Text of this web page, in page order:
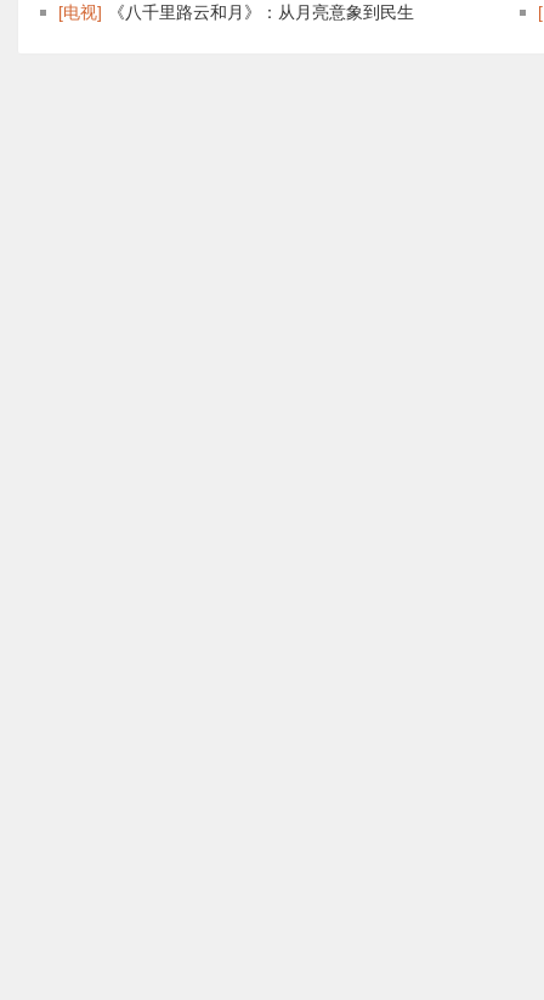
[电视]
《八千里路云和月》：从月亮意象到民生